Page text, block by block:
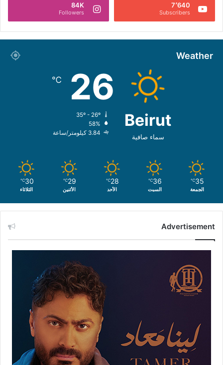
7٬640
Subscribers
84K
Followers
Weather
Beirut
سماء صافية
26
℃
58%
3.84 كيلومتر/ساعة
35
℃
الجمعة
36
℃
السبت
28
℃
الأحد
29
℃
الأثنين
30
℃
الثلاثاء
Advertisement